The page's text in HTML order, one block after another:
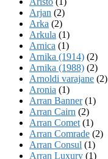
Arjan (2)
Arka (2)
Arkula (1)
Arnica (1)
Arnika (1914) (2)
Arnika (1988) (2)
Arnoldi varajane (2)
Aronia (1)
Arran Banner(1)
Arran Cairn (2)
Arran Comet (1)
Arran Comrade (2)
Arran Consul (1)
Arran Luxury (1)